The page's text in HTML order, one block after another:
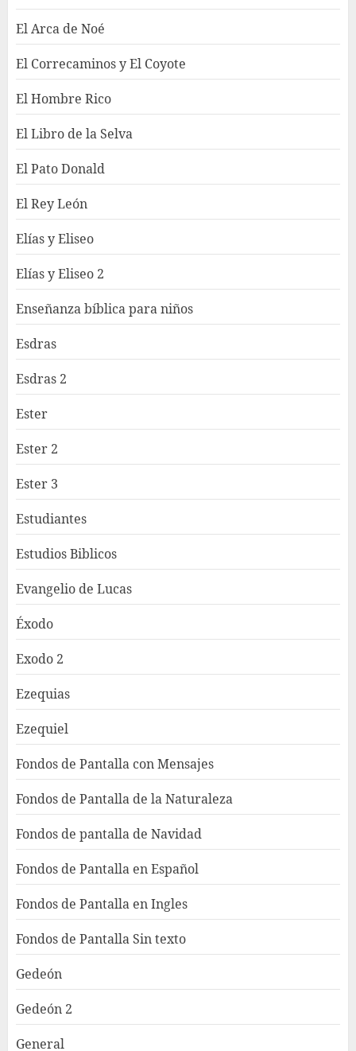
El Arca de Noé
El Correcaminos y El Coyote
El Hombre Rico
El Libro de la Selva
El Pato Donald
El Rey León
Elías y Eliseo
Elías y Eliseo 2
Enseñanza bíblica para niños
Esdras
Esdras 2
Ester
Ester 2
Ester 3
Estudiantes
Estudios Biblicos
Evangelio de Lucas
Éxodo
Exodo 2
Ezequias
Ezequiel
Fondos de Pantalla con Mensajes
Fondos de Pantalla de la Naturaleza
Fondos de pantalla de Navidad
Fondos de Pantalla en Español
Fondos de Pantalla en Ingles
Fondos de Pantalla Sin texto
Gedeón
Gedeón 2
General